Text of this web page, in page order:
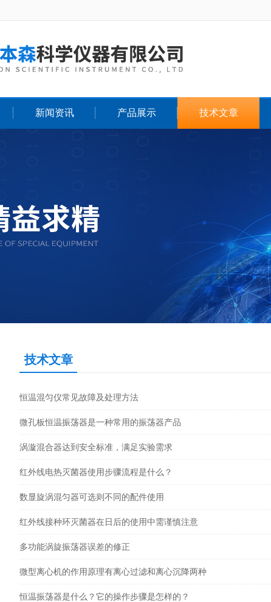
新闻资讯 产品展示 技术文章
技术文章
恒温混匀仪常见故障及处理方法
微孔板恒温振荡器是一种常用的振荡器产品
涡漩混合器达到安全标准，满足实验需求
红外线电热灭菌器使用步骤流程是什么？
数显旋涡混匀器可选则不同的配件使用
红外线接种环灭菌器在日后的使用中需谨慎注意
多功能涡旋振荡器误差的修正
微型离心机的作用原理有离心过滤和离心沉降两种
恒温振荡器是什么？它的操作步骤是怎样的？